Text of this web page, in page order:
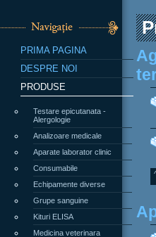
PRIMA PAGINA
DESPRE NOI
PRODUSE
Testare epicutanata -
Alergologie
Analizoare medicale
Aparate laborator clinic
Consumabile
Echipamente diverse
Grupe sanguine
Kituri ELISA
Medicina veterinara